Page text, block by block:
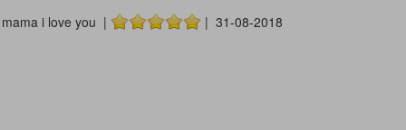
mama i love you | | 31-08-2018